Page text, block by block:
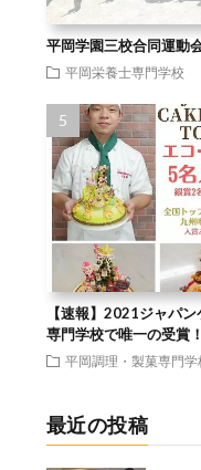
平岡学園三校合同運動
平岡栄養士専門学校
【速報】2021ジャパ
専門学校で唯一の受賞！
平岡調理・製菓専門学
最近の投稿